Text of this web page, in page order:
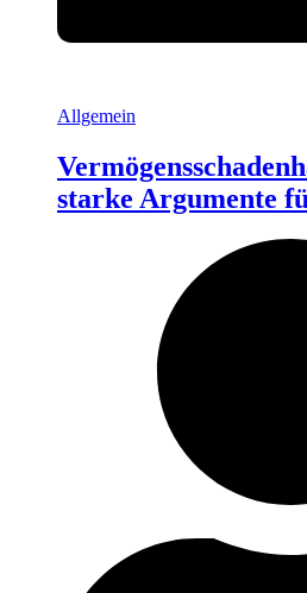
Allgemein
starke Argumente